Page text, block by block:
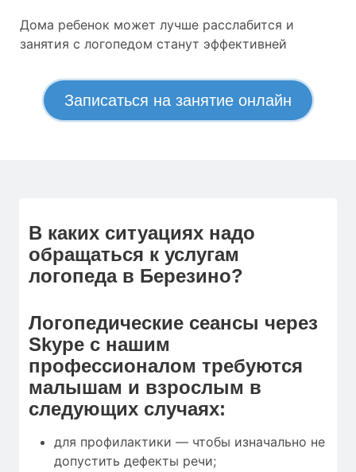
Дома ребенок может лучше расслабится и
занятия с логопедом станут эффективней
Записаться на занятие онлайн
В каких ситуациях надо
обращаться к услугам
логопеда в Березино?
Логопедические сеансы через
Skype с нашим
профессионалом требуются
малышам и взрослым в
следующих случаях:
для профилактики — чтобы изначально не
допустить дефекты речи;